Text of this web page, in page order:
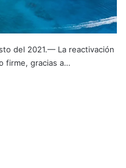
del 2021.— La reactivación
firme, gracias a…